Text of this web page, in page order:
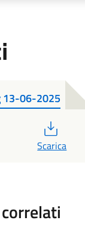
13-06-2025
Scarica